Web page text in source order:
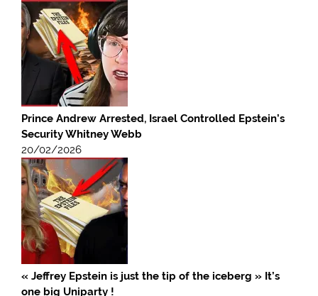
Prince Andrew Arrested, Israel Controlled Epstein’s
Security Whitney Webb
20/02/2026
« Jeffrey Epstein is just the tip of the iceberg » It’s
one big Uniparty !